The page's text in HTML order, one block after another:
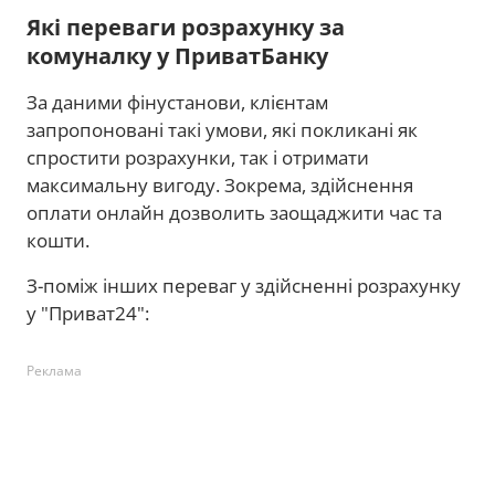
Які переваги розрахунку за
комуналку у ПриватБанку
За даними фінустанови, клієнтам
запропоновані такі умови, які покликані як
спростити розрахунки, так і отримати
максимальну вигоду. Зокрема, здійснення
оплати онлайн дозволить заощаджити час та
кошти.
З-поміж інших переваг у здійсненні розрахунку
у "Приват24":
Реклама